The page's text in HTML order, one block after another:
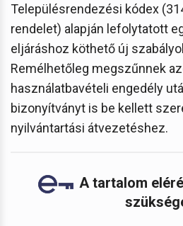
Településrendezési kódex
rendelet) alapján lefolytatott
eljáráshoz köthető új
Remélhetőleg megszűnnek
használatbavételi engedély
bizonyítványt is be kellett
nyilvántartási átvezetéshez.
A tartalom